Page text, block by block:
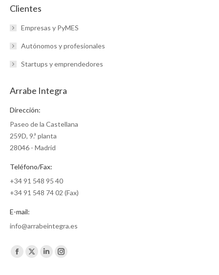
Clientes
Empresas y PyMES
Autónomos y profesionales
Startups y emprendedores
Arrabe Integra
Dirección:
Paseo de la Castellana
259D, 9.ª planta
28046 - Madrid
Teléfono/Fax:
+34 91 548 95 40
+34 91 548 74 02 (Fax)
E-mail:
info@arrabeintegra.es
Encuéntranos en:
Facebook
X
LinkedinInstagram